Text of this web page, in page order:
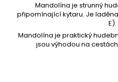
Mandolína je strunný
připomínajícíkytaru. Je laděna
E).
Mandolína je praktický
jsou výhodou na